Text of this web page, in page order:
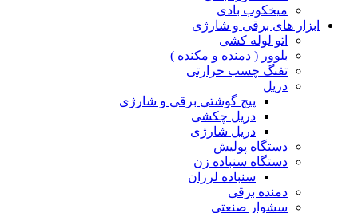
میخکوب بادی
ابزار های برقی و شارژی
اتو لوله کشی
بلوور ( دمنده و مکنده )
تفنگ چسب حرارتی
دریل
پیچ گوشتی برقی و شارژی
دریل چکشی
دریل شارژی
دستگاه پولیش
دستگاه سنباده زن
سنباده لرزان
دمنده برقی
سشوار صنعتی